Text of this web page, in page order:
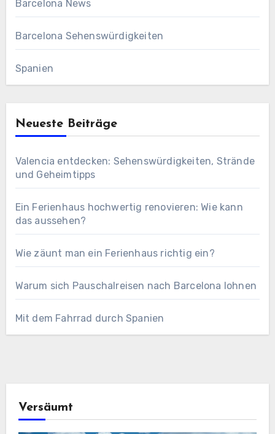
Barcelona News
Barcelona Sehenswürdigkeiten
Spanien
Neueste Beiträge
Valencia entdecken: Sehenswürdigkeiten, Strände
und Geheimtipps
Ein Ferienhaus hochwertig renovieren: Wie kann
das aussehen?
Wie zäunt man ein Ferienhaus richtig ein?
Warum sich Pauschalreisen nach Barcelona lohnen
Mit dem Fahrrad durch Spanien
Versäumt